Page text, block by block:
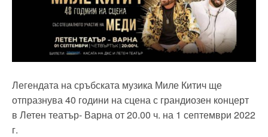
Легендата на сръбската музика Миле Китич ще
отпразнува 40 години на сцена с грандиозен концерт
в Летен театър- Варна от 20.00 ч. на 1 септември 2022
г.